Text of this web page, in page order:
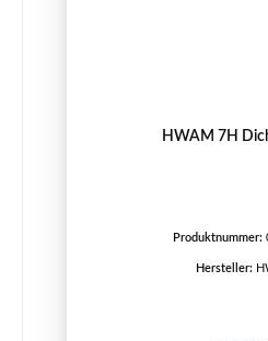
HWAM 7H
Produktnummer:
Hersteller: